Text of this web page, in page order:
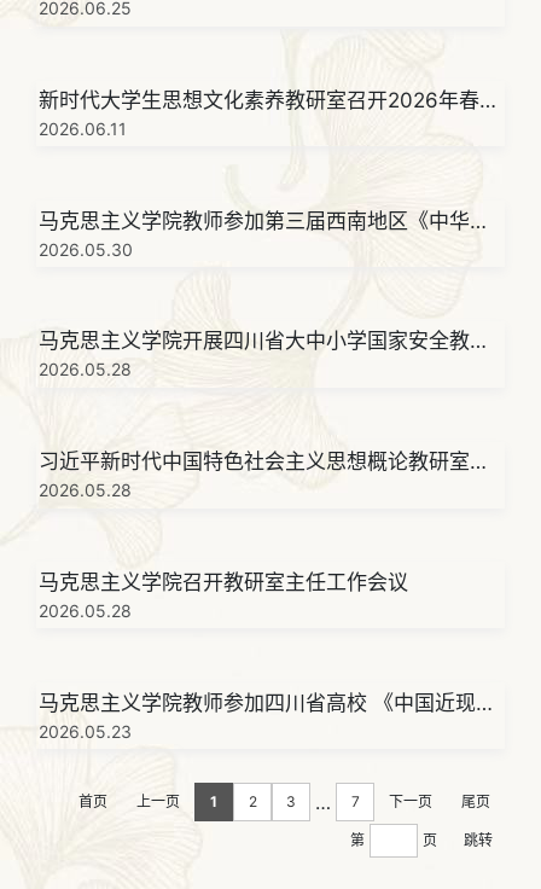
月教研工作例会
2026.06.25
新时代大学生思想文化素养教研室召开2026年春学
期6月专题工作部署会
2026.06.11
马克思主义学院教师参加第三届西南地区《中华民
族共同体概论》课程教学交流会
2026.05.30
马克思主义学院开展四川省大中小学国家安全教育
教师教学竞赛磨课活动
2026.05.28
习近平新时代中国特色社会主义思想概论教研室召
开2026年春季学期5月教学例会
2026.05.28
马克思主义学院召开教研室主任工作会议
2026.05.28
马克思主义学院教师参加四川省高校 《中国近现代
史纲要》教学研究会2026年年会
2026.05.23
首页 上一页 1 2 3 … 7 下一页 尾页
第 页 跳转